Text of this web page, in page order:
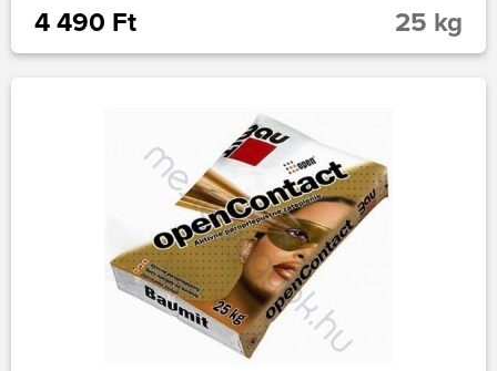
4 490 Ft 25 kg